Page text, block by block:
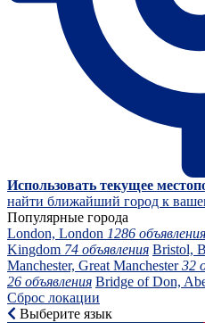
Использовать текущее
найти ближайший город к
Популярные города
London, London 1286 объявления
Kingdom 74 объявления Bristol,
Manchester, Great Manchester32
26 объявления Bridge of Don,
Сброс локации
Выберите язык